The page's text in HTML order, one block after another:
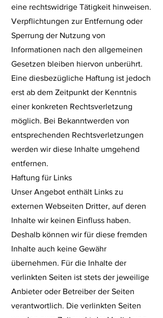
eine rechtswidrige Tätigkeit hinweisen.
Verpflichtungen zur Entfernung oder
Sperrung der Nutzung von
Informationen nach den allgemeinen
Gesetzen bleiben hiervon unberührt.
Eine diesbezügliche Haftung ist jedoch
erst ab dem Zeitpunkt der Kenntnis
einer konkreten Rechtsverletzung
möglich. Bei Bekanntwerden von
entsprechenden Rechtsverletzungen
werden wir diese Inhalte umgehend
entfernen.
Haftung für Links
Unser Angebot enthält Links zu
externen Webseiten Dritter, auf deren
Inhalte wir keinen Einfluss haben.
Deshalb können wir für diese fremden
Inhalte auch keine Gewähr
übernehmen. Für die Inhalte der
verlinkten Seiten ist stets der jeweilige
Anbieter oder Betreiber der Seiten
verantwortlich. Die verlinkten Seiten